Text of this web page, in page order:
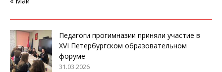
Педагоги прогимназии приняли участие в
XVI Петербургском образовательном
форуме
31.03.2026